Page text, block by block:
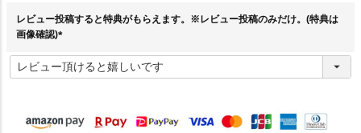
レビュー投稿すると特典がもらえます。※レビュー投稿のみだけ。(特典は
画像確認)
必
須